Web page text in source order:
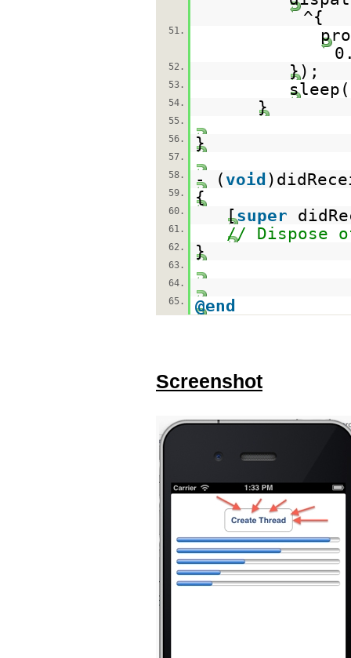
^{
51.
52. });
53.
54. }
55.
56.
}
57.
58.
- ( void
59. {
60. [super
61. // Dispose
62. }
63.
64.
65.
@end
Screenshot